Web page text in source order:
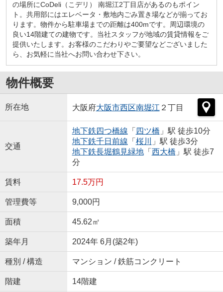
の場所にCoDeli（こデリ） 南堀江2丁目店があるのもポイン
ト。共用部にはエレベータ・敷地内ごみ置き場などが揃ってお
ります。物件から駐車場までの距離は400mです。周辺環境の
良い14階建ての建物です。当社スタッフが地域の賃貸情報をご
提供いたします。お客様のこだわりやご要望などございました
ら、お気軽に当社へお問い合わせ下さい。
物件概要
所在地 大阪府大阪市西区南堀江 ２丁目
交通
地下鉄四つ橋線 「 四ツ橋 」駅 徒歩10分
地下鉄千日前線 「 桜川
」駅 徒歩3分
地下鉄長堀鶴見緑地「 西大橋 」駅 徒歩7
分
賃料 17.5万円
管理費等 9,000円
面積 45.62㎡
築年月 2024年 6月(築2年)
種別 / 構造 マンション / 鉄筋コンクリート
階建 14階建